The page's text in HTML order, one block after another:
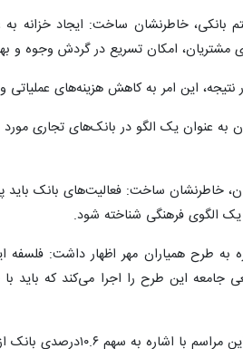
بانکی، خاطرنشان ساخت: ایجاد خزانه به
امکان تسریع در گردش وجوه و
این امر به کاهش هزینه‌های
عنوان یک الگو در بانک‌های تجاری مورد
خاطرنشان ساخت: فعالیت‌های بانک
یک الگوی فرهنگی شناخته شود.
طرح همیاران مهر اظهار داشت: فلسفه
جامعه این طرح را اجرا می‌کند که
«ایمان صمدی» سرپرست مدیریت